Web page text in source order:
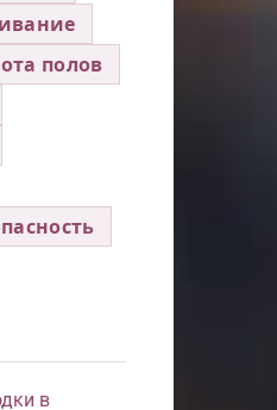
полов
в